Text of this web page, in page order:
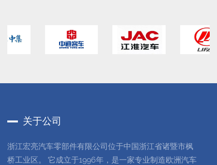
关于公司
浙江宏亮汽车零部件有限公司位于中国浙江省诸暨市枫
桥工业区。 它成立于1996年，是一家专业制造欧洲汽车